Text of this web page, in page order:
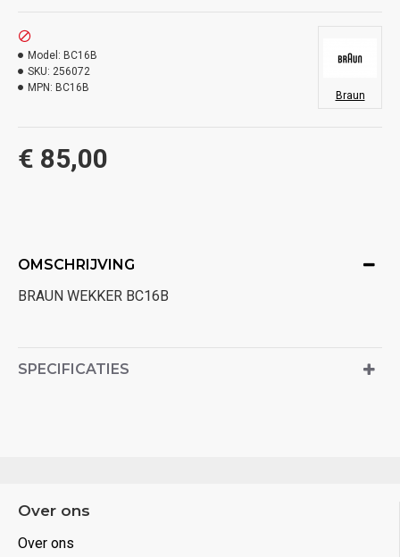
€ 85,00
Model: BC16B
SKU: 256072
MPN: BC16B
Braun
OMSCHRIJVING
BRAUN WEKKER BC16B
SPECIFICATIES
Over ons
Over ons